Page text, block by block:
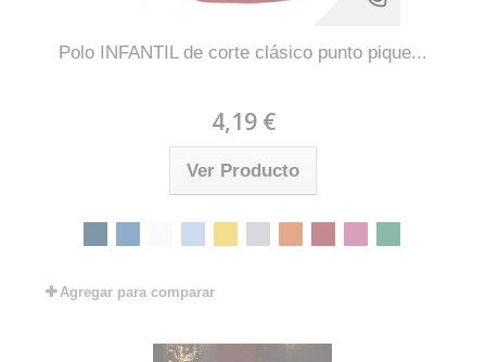
Polo INFANTIL de corte clásico punto pique...
4,19 €
Ver Producto
Agregar para comparar